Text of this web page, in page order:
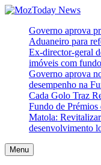
Skip
content
MozToday News
Onde a gente lê.
Governo aprova
Aduaneiro para
Ex-director-geral
imóveis com
Governo aprova
desempenho na
Cada Golo Traz
Fundo de
Matola:
desenvolvimento
Menu